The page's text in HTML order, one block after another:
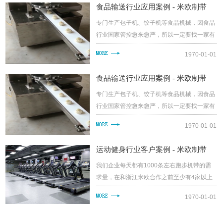
食品输送行业应用案例 - 米欧制带
专门生产包子机、饺子机等食品机械，因食品
行业国家管控愈来愈严，所以一定要找一家有
工程师分析了输送带使用特性和环境，为王....
1970-01-01
食品输送行业应用案例 - 米欧制带
专门生产包子机、饺子机等食品机械，因食品
行业国家管控愈来愈严，所以一定要找一家有
工程师分析了输送带使用特性和环境，为王....
1970-01-01
运动健身行业客户案例 - 米欧制带
我们企业每天都有1000条左右跑步机带的需
求量，在和浙江米欧合作之前至少有4家以上
后开始和浙江米欧合作。浙江米欧提供输送....
1970-01-01